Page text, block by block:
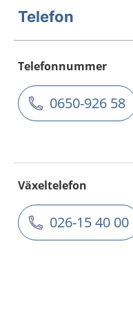
Telefon
Telefonnummer
0650-926 58
Växeltelefon
026-15 40 00